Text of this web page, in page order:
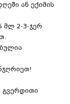
ან ექიმის
მლ 2-3-ჯერ
გვერდითი